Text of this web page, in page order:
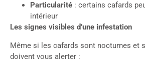
Particularité : certains cafards
intérieur
Les signes visibles d’une infestation
Même si les cafards sont nocturnes et
doivent vous alerter :